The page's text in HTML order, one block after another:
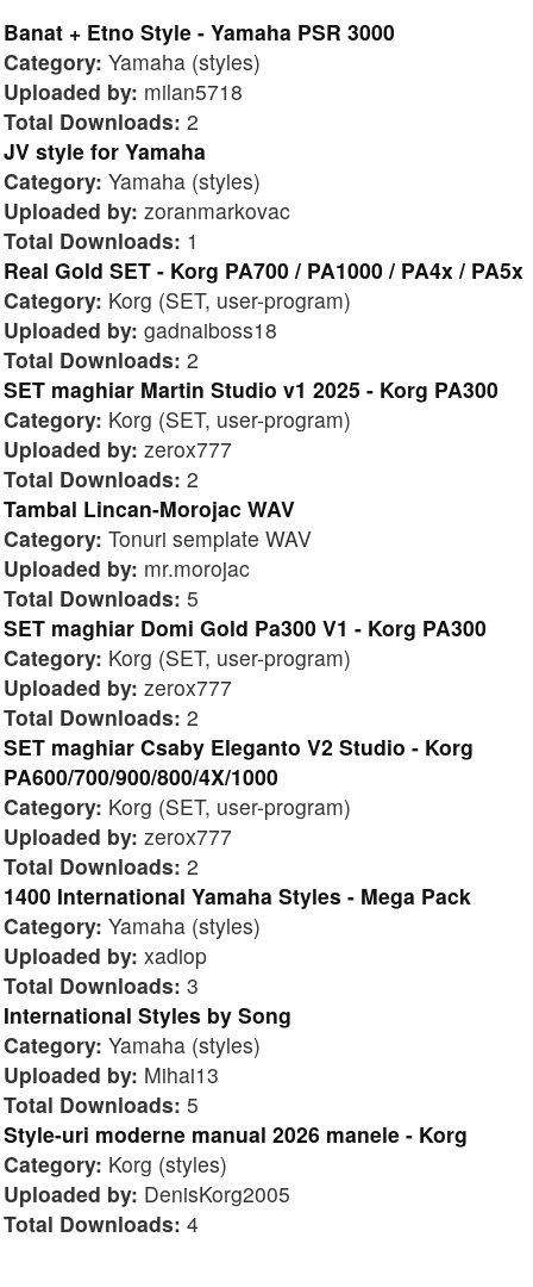
Banat + Etno Style - Yamaha PSR 3000
Category: Yamaha (styles)
Uploaded by: milan5718
Total Downloads: 2
JV style for Yamaha
Category: Yamaha (styles)
Uploaded by: zoranmarkovac
Total Downloads: 1
Real Gold SET - Korg PA700 / PA1000 / PA4x / PA5x
Category: Korg (SET, user-program)
Uploaded by: gadnaiboss18
Total Downloads: 2
SET maghiar Martin Studio v1 2025 - Korg PA300
Category: Korg (SET, user-program)
Uploaded by: zerox777
Total Downloads: 2
Tambal Lincan-Morojac WAV
Category: Tonuri semplate WAV
Uploaded by: mr.morojac
Total Downloads: 5
SET maghiar Domi Gold Pa300 V1 - Korg PA300
Category: Korg (SET, user-program)
Uploaded by: zerox777
Total Downloads: 2
SET maghiar Csaby Eleganto V2 Studio - Korg
PA600/700/900/800/4X/1000
Category: Korg (SET, user-program)
Uploaded by: zerox777
Total Downloads: 2
1400 International Yamaha Styles - Mega Pack
Category: Yamaha (styles)
Uploaded by: xadiop
Total Downloads: 3
International Styles by Song
Category: Yamaha (styles)
Uploaded by: Mihai13
Total Downloads: 5
Style-uri moderne manual 2026 manele - Korg
Category: Korg (styles)
Uploaded by: DenisKorg2005
Total Downloads: 4